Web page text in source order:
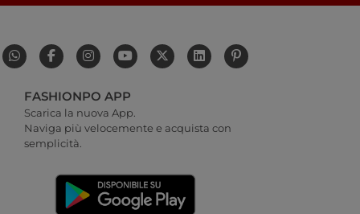
FASHIONPO APP
Scarica la nuova App.
Naviga più velocemente e acquista con
semplicità.